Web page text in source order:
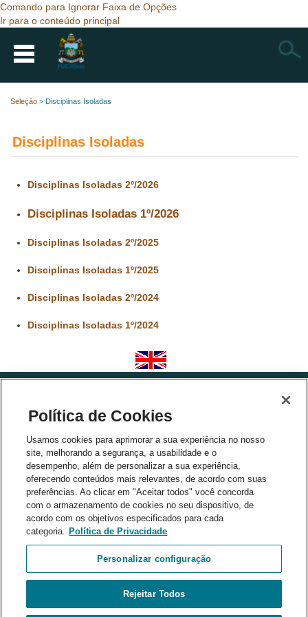
Comando para Ignorar Faixa de Opções
Ir para o conteúdo principal
Seleção > Disciplinas Isoladas
Disciplinas Isoladas
Disciplinas Isoladas 2º/2026
Disciplinas Isoladas 1º/2026
Disciplinas Isoladas 2º/2025
Disciplinas Isoladas 1º/2025
Disciplinas Isoladas 2º/2024
Disciplinas Isoladas 1º/2024
Parceiros
Política de Cookies
Usamos cookies para aprimorar a sua experiência no nosso
site, melhorando a segurança, a usabilidade e o
desempenho, além de personalizar a sua experiência,
oferecendo conteúdos mais relevantes, de acordo com suas
preferências. Ao clicar em "Aceitar todos" você concorda
com o armazenamento de cookies no seu dispositivo, de
acordo com os objetivos especificados para cada
categoria. Política de Privacidade
Personalizar configuração
Rejeitar Todos